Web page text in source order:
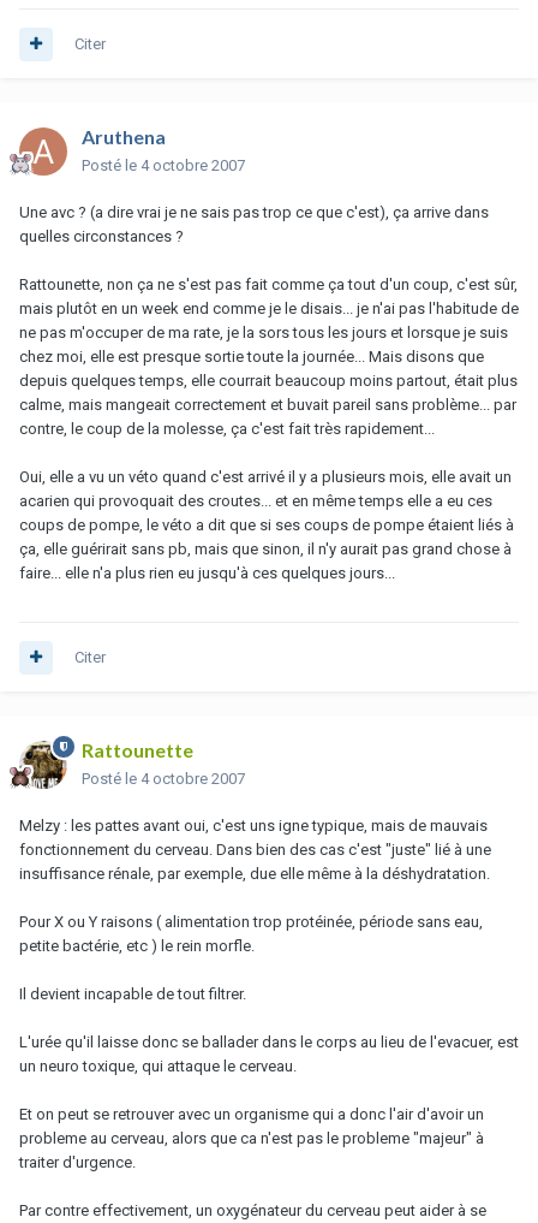
Citer
Aruthena
Posté le 4 octobre 2007
Une avc ? (a dire vrai je ne sais pas trop ce que c'est), ça arrive dans
quelles circonstances ?
Rattounette, non ça ne s'est pas fait comme ça tout d'un coup, c'est sûr,
mais plutôt en un week end comme je le disais... je n'ai pas l'habitude de
ne pas m'occuper de ma rate, je la sors tous les jours et lorsque je suis
chez moi, elle est presque sortie toute la journée... Mais disons que
depuis quelques temps, elle courrait beaucoup moins partout, était plus
calme, mais mangeait correctement et buvait pareil sans problème... par
contre, le coup de la molesse, ça c'est fait très rapidement...
Oui, elle a vu un véto quand c'est arrivé il y a plusieurs mois, elle avait un
acarien qui provoquait des croutes... et en même temps elle a eu ces
coups de pompe, le véto a dit que si ses coups de pompe étaient liés à
ça, elle guérirait sans pb, mais que sinon, il n'y aurait pas grand chose à
faire... elle n'a plus rien eu jusqu'à ces quelques jours...
Citer
Rattounette
Posté le 4 octobre 2007
Melzy : les pattes avant oui, c'est uns igne typique, mais de mauvais
fonctionnement du cerveau. Dans bien des cas c'est "juste" lié à une
insuffisance rénale, par exemple, due elle même à la déshydratation.
Pour X ou Y raisons ( alimentation trop protéinée, période sans eau,
petite bactérie, etc ) le rein morfle.
Il devient incapable de tout filtrer.
L'urée qu'il laisse donc se ballader dans le corps au lieu de l'evacuer, est
un neuro toxique, qui attaque le cerveau.
Et on peut se retrouver avec un organisme qui a donc l'air d'avoir un
probleme au cerveau, alors que ca n'est pas le probleme "majeur" à
traiter d'urgence.
Par contre effectivement, un oxygénateur du cerveau peut aider à se